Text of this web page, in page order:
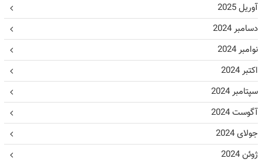
آوریل 2025
دسامبر 2024
نوامبر 2024
اکتبر 2024
سپتامبر 2024
آگوست 2024
جولای 2024
ژوئن 2024